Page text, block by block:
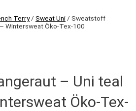
Terry/ Sweat Uni / Sweatstoff
Wintersweat Öko-Tex-100
– Uni teal
Öko-Tex-